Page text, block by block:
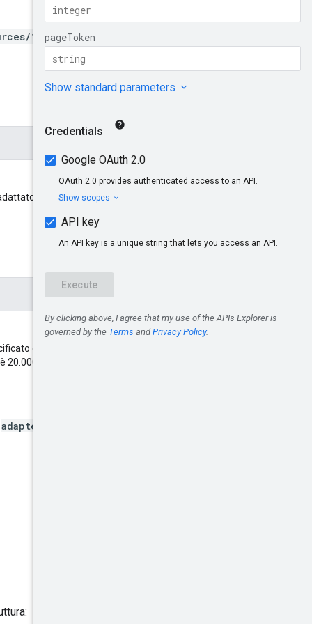
*}/adapters
Formato:
o pari a 0, verranno
i valori superiori a 20.000
adapters.list